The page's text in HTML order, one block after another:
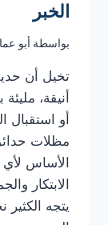
الخبر
بواسطة أبو
تخيل أن
أنيقة،
أو استقبال
مظلات
الأساس
الابتكار
يتجه